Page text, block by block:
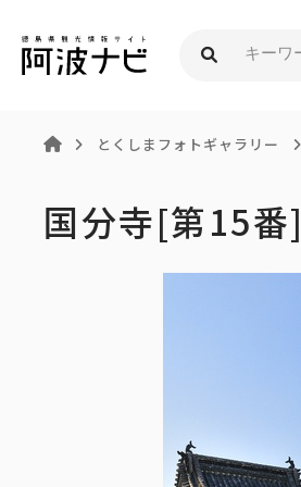
とくしまフォトギャラリー
国分寺[第15番]